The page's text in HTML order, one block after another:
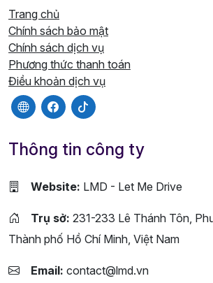
Trang chủ
Chính sách bảo mật
Chính sách dịch vụ
Phương thức thanh toán
Điều khoản dịch vụ
Thông tin công ty
Website: LMD - Let Me Drive
Trụ sở: 231-233 Lê Thánh Tôn,
Thành phố Hồ Chí Minh, Việt Nam
Email: contact@lmd.vn